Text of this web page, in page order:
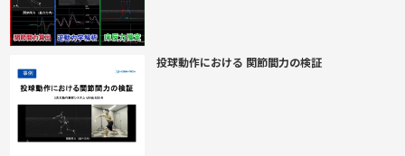
投球動作における 関節間力の検証